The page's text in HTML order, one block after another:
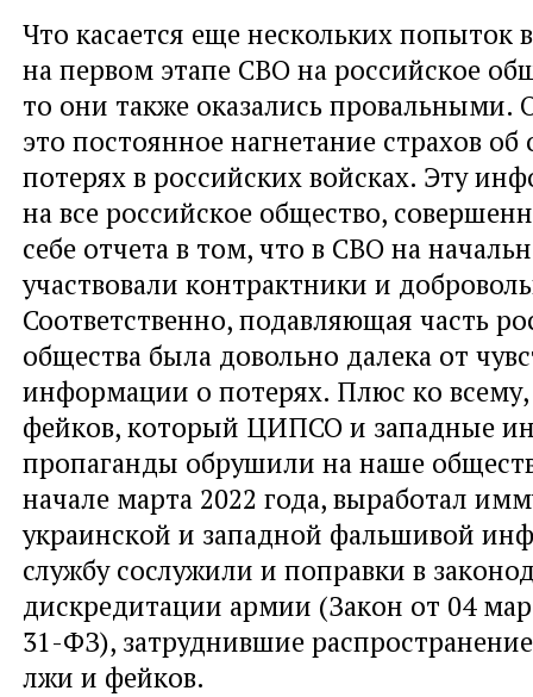
Что касается еще нескольких попыток
на первом этапе СВО на российское
то они также оказались провальными.
это постоянное нагнетание страхов
потерях в российских войсках. Эту
на все российское общество,
себе отчета в том, что в СВО на
участвовали контрактники и
Соответственно, подавляющая часть
общества была довольно далека от
информации о потерях. Плюс ко
фейков, который ЦИПСО и западные
пропаганды обрушили на наше
начале марта 2022 года, выработал
украинской и западной фальшивой
службу сослужили и поправки в
дискредитации армии (Закон от 04
31-ФЗ), затруднившие
лжи и фейков.